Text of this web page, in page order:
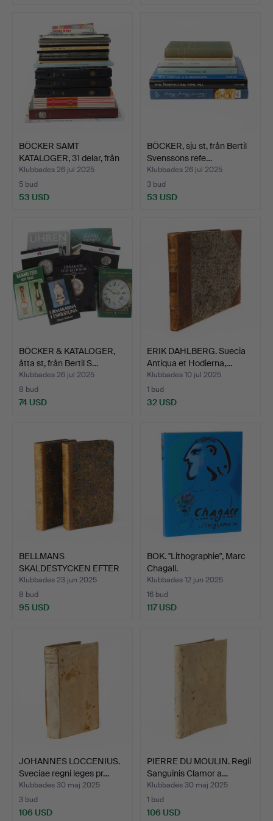
BÖCKER SAMT
KATALOGER, 31 delar, från
Bert…
Klubbades 26 jul 2025
5 bud
53 USD
BÖCKER, sju st, från Bertil
Svenssons refe…
Klubbades 26 jul 2025
3 bud
53 USD
BÖCKER & KATALOGER,
åtta st, från Bertil S…
Klubbades 26 jul 2025
8 bud
74 USD
ERIK DAHLBERG. Suecia
Antiqua et Hodierna,…
Klubbades 10 jul 2025
1 bud
32 USD
BELLMANS
SKALDESTYCKEN EFTER
VÖLSCHOVS MAN…
Klubbades 23 jun 2025
8 bud
95 USD
BOK. "Lithographie", Marc
Chagall.
Klubbades 12 jun 2025
16 bud
117 USD
JOHANNES LOCCENIUS.
Sveciae regni leges pr…
Klubbades 30 maj 2025
3 bud
106 USD
PIERRE DU MOULIN. Regii
Sanguinis Clamor a…
Klubbades 30 maj 2025
1 bud
106 USD